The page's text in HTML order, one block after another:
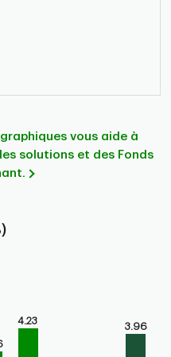
vous aide à
solutions et des Fonds
of the fund
categories.
4.23
3.96